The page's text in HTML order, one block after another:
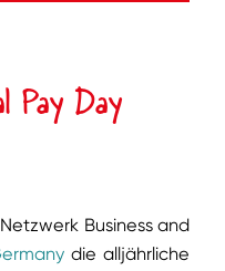
Pay Day
Business and
die alljährliche